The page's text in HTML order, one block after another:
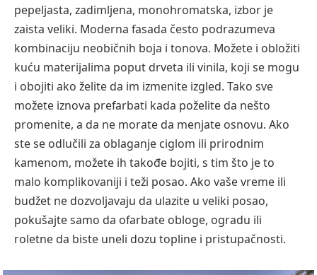
pepeljasta, zadimljena, monohromatska, izbor je
zaista veliki. Moderna fasada često podrazumeva
kombinaciju neobičnih boja i tonova. Možete i obložiti
kuću materijalima poput drveta ili vinila, koji se mogu
i obojiti ako želite da im izmenite izgled. Tako sve
možete iznova prefarbati kada poželite da nešto
promenite, a da ne morate da menjate osnovu. Ako
ste se odlučili za oblaganje ciglom ili prirodnim
kamenom, možete ih takođe bojiti, s tim što je to
malo komplikovaniji i teži posao. Ako vaše vreme ili
budžet ne dozvoljavaju da ulazite u veliki posao,
pokušajte samo da ofarbate obloge, ogradu ili
roletne da biste uneli dozu topline i pristupačnosti.